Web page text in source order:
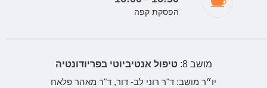
הפסקת קפה
מושב 8:
טיפול אנטיביוטי בפריודונטיה
יו״ר מושב: ד"ר רוני לב- דור, ד"ר מאהר פלאח